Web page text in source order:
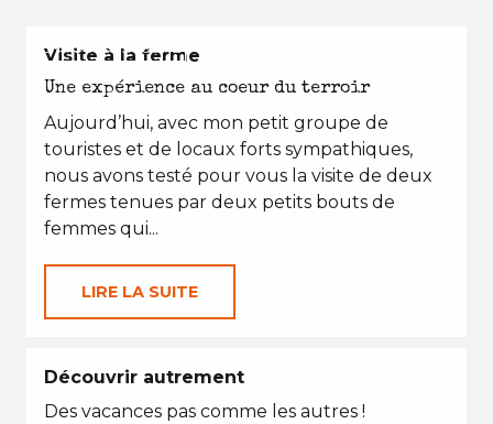
EN TOUTES SAISONS
Visite à la ferme
Une expérience au coeur du terroir
Aujourd’hui, avec mon petit groupe de
touristes et de locaux forts sympathiques,
nous avons testé pour vous la visite de deux
fermes tenues par deux petits bouts de
femmes qui...
LIRE LA SUITE
Découvrir autrement
Des vacances pas comme les autres !